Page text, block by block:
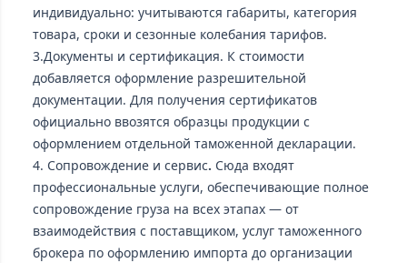
индивидуально: учитываются габариты, категория
товара, сроки и сезонные колебания тарифов.
3.Документы и сертификация. К стоимости
добавляется оформление разрешительной
документации. Для получения сертификатов
официально ввозятся образцы продукции с
оформлением отдельной таможенной декларации.
4. Сопровождение и сервис. Сюда входят
профессиональные услуги, обеспечивающие полное
сопровождение груза на всех этапах — от
взаимодействия с поставщиком, услуг таможенного
брокера по оформлению импорта до организации